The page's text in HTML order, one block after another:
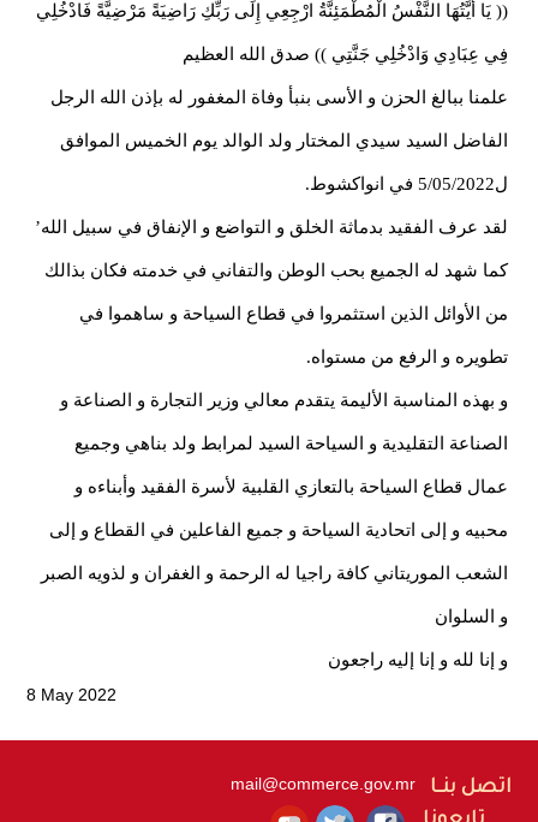
(( يَا أَيَّتُهَا النَّفْسُ الْمُطْمَئِنَّةُ ارْجِعِي إِلَى رَبِّكِ رَاضِيَةً مَرْضِيَّةً فَادْخُلِي
فِي عِبَادِي وَادْخُلِي جَنَّتِي )) صدق الله العظيم
علمنا ببالغ الحزن و الأسى بنبأ وفاة المغفور له بإذن الله الرجل
الفاضل السيد سيدي المختار ولد الوالد يوم الخميس الموافق
ل5/05/2022 في انواكشوط.
لقد عرف الفقيد بدماثة الخلق و التواضع و الإنفاق في سبيل الله’
كما شهد له الجميع بحب الوطن والتفاني في خدمته فكان بذالك
من الأوائل الذين استثمروا في قطاع السياحة و ساهموا في
تطويره و الرفع من مستواه.
و بهذه المناسبة الأليمة يتقدم معالي وزير التجارة و الصناعة و
الصناعة التقليدية و السياحة السيد لمرابط ولد بناهي وجميع
عمال قطاع السياحة بالتعازي القلبية لأسرة الفقيد وأبناءه و
محبيه و إلى اتحادية السياحة و جميع الفاعلين في القطاع و إلى
الشعب الموريتاني كافة راجيا له الرحمة و الغفران و لذويه الصبر
و السلوان
و إنا لله و إنا إليه راجعون
8 May 2022
اتصل بنــا mail@commerce.gov.mr